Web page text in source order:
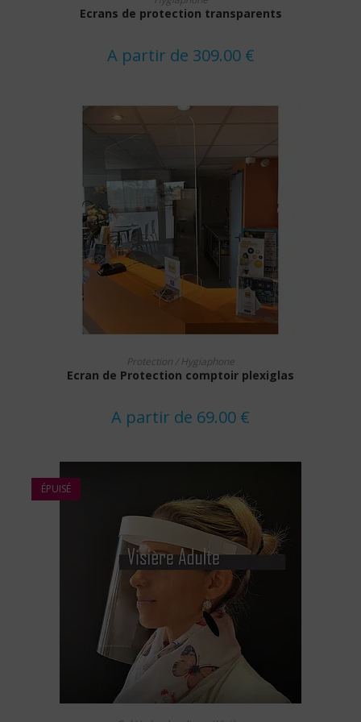
plusieurs
variations.
peuvent
être
page
du
Ecrans de protection transparents
A partir de 309.00 €
CHOIX DES OPTIONS
produit
a
plusieurs
options
peuvent
sur
produit
Protection / Hygiaphone
Ecran de Protection comptoir plexiglas
A partir de 69.00 €
ÉPUISÉ
CHOIX DES OPTIONS
Ce
produit